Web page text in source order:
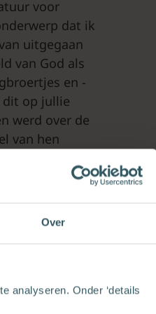
Over
analyseren. Onder ‘details
voor
dat ik
uitgegaan
van God als
en -
dit op jullie
werd over de
van hen
God het gat
voor
zich nog niet